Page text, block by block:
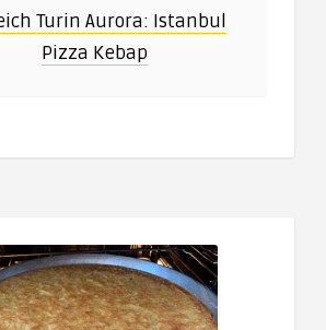
Turin Aurora: Istanbul
Pizza Kebap